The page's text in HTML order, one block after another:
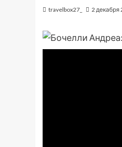
travelbox27_ 2 декабря